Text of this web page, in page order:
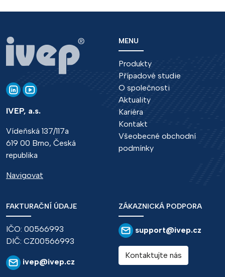
IVEP, a.s.
Vídeňská 137/117a
619 00 Brno, Česká
republika
Navigovat
MENU
Produkty
Případové studie
O společnosti
Aktuality
Kariéra
Kontakt
Všeobecné obchodní
podmínky
FAKTURAČNÍ ÚDAJE
IČO: 00566993
DIČ: CZ00566993
ivep@ivep.cz
ZÁKAZNICKÁ PODPORA
support@ivep.cz
Kontaktujte nás